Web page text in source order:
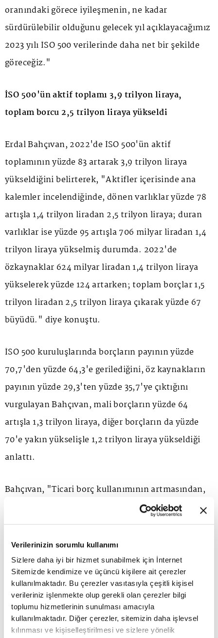
Verilerinizin sorumlu kullanımı
Sizlere daha iyi bir hizmet sunabilmek için İnternet
Sitemizde kendimize ve üçüncü kişilere ait çerezler
kullanılmaktadır. Bu çerezler vasıtasıyla çeşitli kişisel
verileriniz işlenmekte olup gerekli olan çerezler bilgi
toplumu hizmetlerinin sunulması amacıyla
kullanılmaktadır. Diğer çerezler, sitemizin daha işlevsel
kılınması ve kişiselleştirilmesi ve sizlere yönelik
oranındaki görece iyileşmenin, ne kadar
sürdürülebilir olduğunu gelecek yıl açıklayacağımız
2023 yılı İSO 500 verilerinde daha net bir şekilde
göreceğiz."
İSO 500'ün aktif toplamı 3,9 trilyon liraya,
toplam borcu 2,5 trilyon liraya yükseldi
Erdal Bahçıvan, 2022'de İSO 500'ün aktif
toplamının yüzde 83 artarak 3,9 trilyon liraya
yükseldiğini belirterek, "Aktifler içerisinde ana
kalemler incelendiğinde, dönen varlıklar yüzde 78
artışla 1,4 trilyon liradan 2,5 trilyon liraya; duran
varlıklar ise yüzde 95 artışla 706 milyar liradan 1,4
trilyon liraya yükselmiş durumda. 2022'de
özkaynaklar 624 milyar liradan 1,4 trilyon liraya
yükselerek yüzde 124 artarken; toplam borçlar 1,5
trilyon liradan 2,5 trilyon liraya çıkarak yüzde 67
büyüdü." diye konuştu.
İSO 500 kuruluşlarında borçların payının yüzde
70,7'den yüzde 64,3'e gerilediğini, öz kaynakların
payının yüzde 29,3'ten yüzde 35,7'ye çıktığını
vurgulayan Bahçıvan, mali borçların yüzde 64
artışla 1,3 trilyon liraya, diğer borçların da yüzde
70'e yakın yükselişle 1,2 trilyon liraya yükseldiği
anlattı.
Bahçıvan, "Ticari borç kullanımının artmasından,
firmaların kaynak ihtiyacını finans kuruluşları
dışında, kendi içlerinde borçlanarak çözmeye
çalıştıklarını anlıyoruz." şeklinde konuştu.
En büyük 500 kuruluşun kısa vadeli mali
borçlarındaki artışın yüzde 99, uzun vadeli
borçlarındaki yükselişin ise yüzde 37 olduğunu
aktaran Bahçıvan, kısa vadeli mali borçların toplam